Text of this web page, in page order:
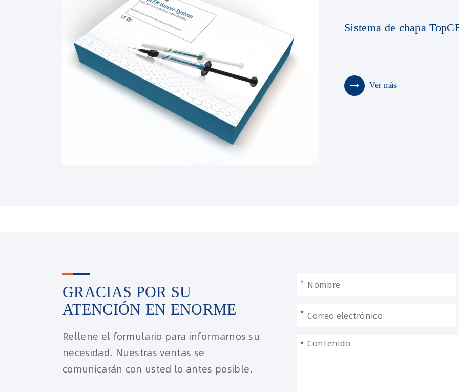
Sistema de chapa
Ver más
GRACIAS POR SU
ATENCIÓN EN ENORME
Rellene el formulario para informarnos su
necesidad. Nuestras ventas se
comunicarán con usted lo antes posible.
*
*
*